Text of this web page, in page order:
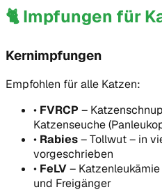
🐈Impfungen für
Kernimpfungen
Empfohlen für alle Katzen:
• FVRCP –
Katzenseuche
• Rabies–Tollwut – in
vorgeschrieben
• FeLV–
und Freigänger